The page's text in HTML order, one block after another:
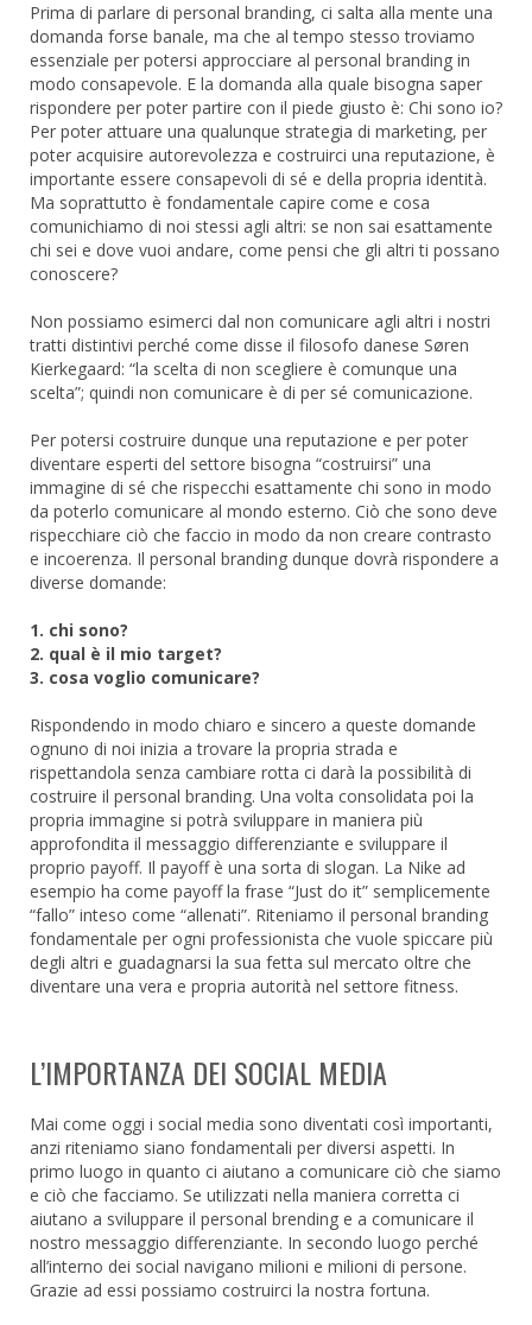
Prima di parlare di personal branding, ci salta alla mente una
domanda forse banale, ma che al tempo stesso troviamo
essenziale per potersi approcciare al personal branding in
modo consapevole. E la domanda alla quale bisogna saper
rispondere per poter partire con il piede giusto è: Chi sono io?
Per poter attuare una qualunque strategia di marketing, per
poter acquisire autorevolezza e costruirci una reputazione, è
importante essere consapevoli di sé e della propria identità.
Ma soprattutto è fondamentale capire come e cosa
comunichiamo di noi stessi agli altri: se non sai esattamente
chi sei e dove vuoi andare, come pensi che gli altri ti possano
conoscere?
Non possiamo esimerci dal non comunicare agli altri i nostri
tratti distintivi perché come disse il filosofo danese Søren
Kierkegaard: “la scelta di non scegliere è comunque una
scelta”; quindi non comunicare è di per sé comunicazione.
Per potersi costruire dunque una reputazione e per poter
diventare esperti del settore bisogna “costruirsi” una
immagine di sé che rispecchi esattamente chi sono in modo
da poterlo comunicare al mondo esterno. Ciò che sono deve
rispecchiare ciò che faccio in modo da non creare contrasto
e incoerenza. Il personal branding dunque dovrà rispondere a
diverse domande:
1. chi sono?
2. qual è il mio target?
3. cosa voglio comunicare?
Rispondendo in modo chiaro e sincero a queste domande
ognuno di noi inizia a trovare la propria strada e
rispettandola senza cambiare rotta ci darà la possibilità di
costruire il personal branding. Una volta consolidata poi la
propria immagine si potrà sviluppare in maniera più
approfondita il messaggio differenziante e sviluppare il
proprio payoff. Il payoff è una sorta di slogan. La Nike ad
esempio ha come payoff la frase “Just do it” semplicemente
“fallo” inteso come “allenati”. Riteniamo il personal branding
fondamentale per ogni professionista che vuole spiccare più
degli altri e guadagnarsi la sua fetta sul mercato oltre che
diventare una vera e propria autorità nel settore fitness.
L’IMPORTANZA DEI SOCIAL MEDIA
Mai come oggi i social media sono diventati così importanti,
anzi riteniamo siano fondamentali per diversi aspetti. In
primo luogo in quanto ci aiutano a comunicare ciò che siamo
e ciò che facciamo. Se utilizzati nella maniera corretta ci
aiutano a sviluppare il personal brending e a comunicare il
nostro messaggio differenziante. In secondo luogo perché
all’interno dei social navigano milioni e milioni di persone.
Grazie ad essi possiamo costruirci la nostra fortuna.